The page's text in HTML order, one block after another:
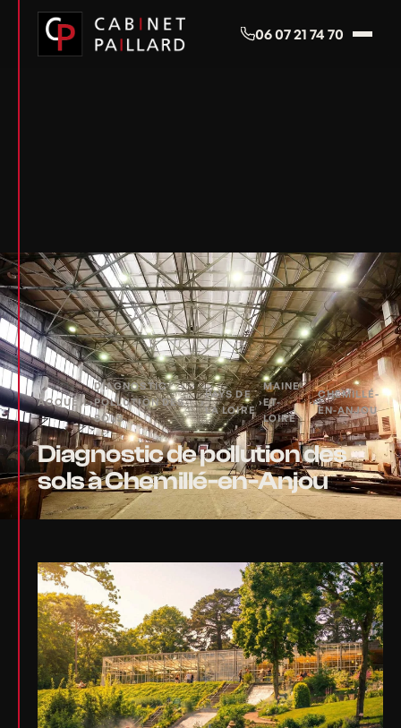
06 07 21 74 70
ACCUEIL›
DIAGNOSTIC
POLLUTION DES
SOLS
›
PAYS DE
LA LOIRE
›
MAINE-
ET-
LOIRE
›
CHEMILLÉ-
EN-ANJOU
Diagnostic de pollution des
sols à Chemillé-en-Anjou
Panneau de gestion des cookies